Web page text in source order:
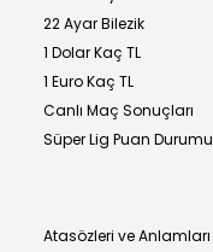
22 Ayar Bilezik
1 Dolar Kaç TL
1 Euro Kaç TL
Canlı Maç Sonuçları
Süper Lig Puan Durumu
Atasözleri ve Anlamları